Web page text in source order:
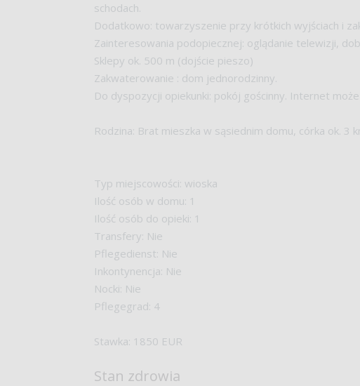
schodach.
Dodatkowo: towarzyszenie przy krótkich wyjściach i
Zainteresowania podopiecznej: oglądanie telewizji,
Sklepy ok. 500 m (dojście pieszo)
Zakwaterowanie : dom jednorodzinny.
Do dyspozycji opiekunki: pokój gościnny. Internet
Rodzina: Brat mieszka w sąsiednim domu, córka ok. 3
Typ miejscowości: wioska
Ilość osób w domu: 1
Ilość osób do opieki: 1
Transfery: Nie
Pflegedienst: Nie
Inkontynencja: Nie
Nocki: Nie
Pflegegrad: 4
Stawka: 1850 EUR
Stan zdrowia